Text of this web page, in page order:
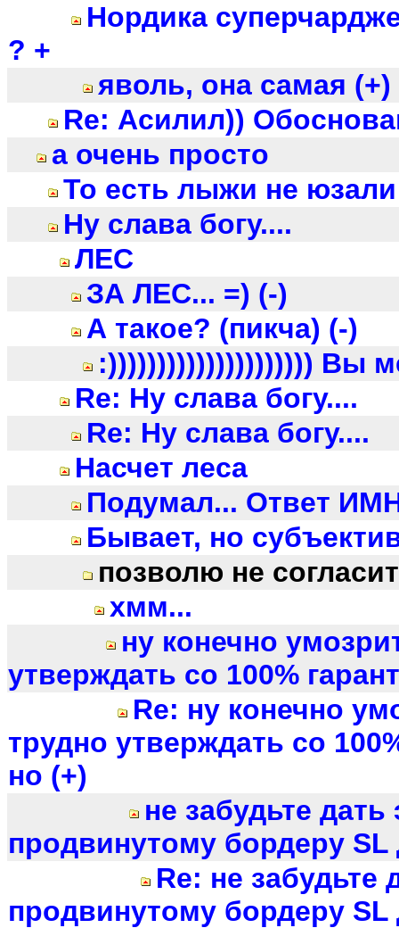
Нордика
? +
яволь, она самая (+)
Re: Асилил))
а очень просто
То есть лыжи не юзали
Ну слава богу....
ЛЕС
ЗА ЛЕС... =) (-)
А такое? (пикча) (-)
:))))))))))))))))))))) Вы
Re: Ну слава богу....
Re: Ну слава богу....
Насчет леса
Подумал... Ответ
Бывает, но
позволю не
хмм...
ну конечно
утверждать со 100%
Re: ну конечно
трудно утверждать со
но (+)
не забудьте дать
продвинутому бордеру SL
Re: не забудьте
продвинутому бордеру SL